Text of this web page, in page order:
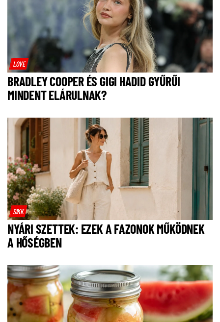
LOVE
BRADLEY COOPER ÉS GIGI HADID GYŰRŰI
MINDENT ELÁRULNAK?
SIKK
NYÁRI SZETTEK: EZEK A FAZONOK MŰKÖDNEK
A HŐSÉGBEN